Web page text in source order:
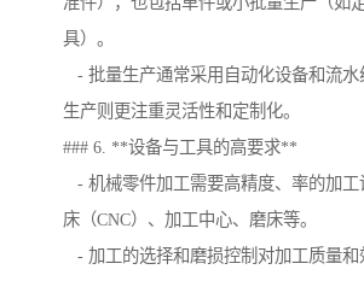
具）。
- 批量生产通常采用自动化设备和流水
生产则更注重灵活性和定制化。
### 6. **设备与工具的高要求**
- 机械零件加工需要高精度、率的加工
床（CNC）、加工中心、磨床等。
- 加工的选择和磨损控制对加工质量和